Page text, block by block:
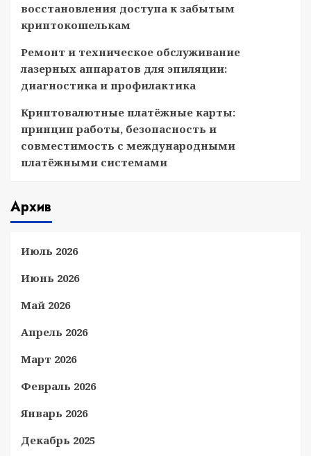
восстановления доступа к забытым
криптокошелькам
Ремонт и техническое обслуживание
лазерных аппаратов для эпиляции:
диагностика и профилактика
Криптовалютные платёжные карты:
принцип работы, безопасность и
совместимость с международными
платёжными системами
Архив
Июль 2026
Июнь 2026
Май 2026
Апрель 2026
Март 2026
Февраль 2026
Январь 2026
Декабрь 2025